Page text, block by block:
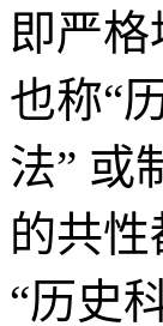
即严
也称“
法” 或
的共
“历史